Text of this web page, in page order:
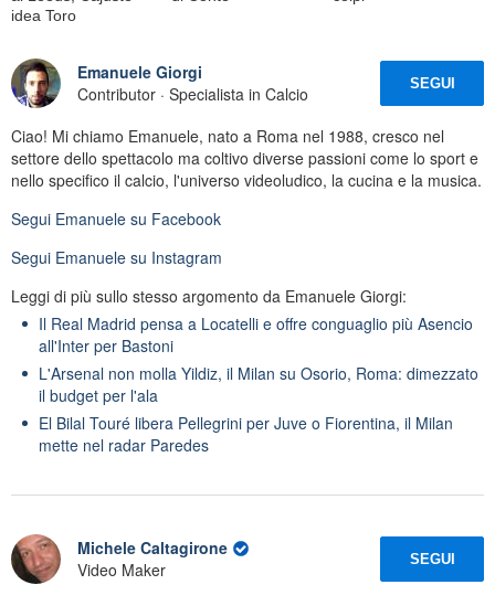
idea Toro
Emanuele Giorgi
Contributor · Specialista in Calcio
SEGUI
Ciao! Mi chiamo Emanuele, nato a Roma nel 1988, cresco nel
settore dello spettacolo ma coltivo diverse passioni come lo sport e
nello specifico il calcio, l'universo videoludico, la cucina e la musica.
Segui Emanuele su Facebook
Segui Emanuele su Instagram
Leggi di più sullo stesso argomento da Emanuele Giorgi:
Il Real Madrid pensa a Locatelli e offre conguaglio più Asencio
all'Inter per Bastoni
L'Arsenal non molla Yildiz, il Milan su Osorio, Roma: dimezzato
il budget per l'ala
El Bilal Touré libera Pellegrini per Juve o Fiorentina, il Milan
mette nel radar Paredes
Michele Caltagirone
Video Maker
SEGUI